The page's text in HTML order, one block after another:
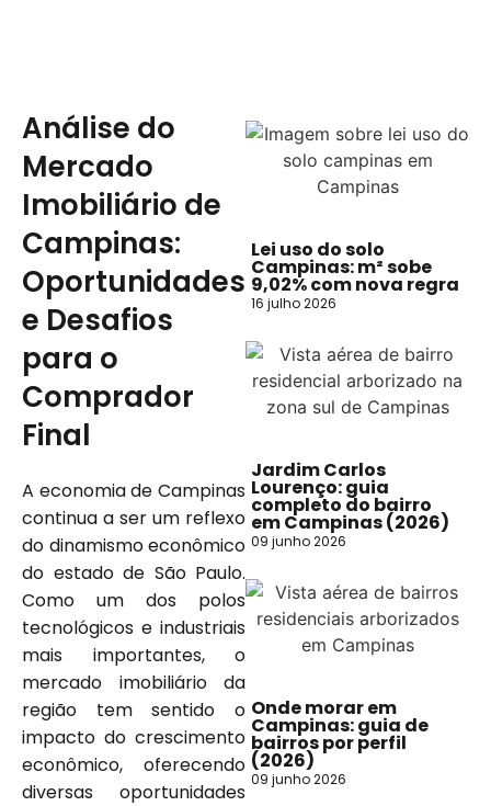
Análise do
Mercado
Imobiliário de
Campinas:
Oportunidades
e Desafios
para o
Comprador
Final
A economia de Campinas
continua a ser um reflexo
do dinamismo econômico
do estado de São Paulo.
Como um dos polos
tecnológicos e industriais
mais importantes, o
mercado imobiliário da
região tem sentido o
impacto do crescimento
econômico, oferecendo
diversas oportunidades
Lei uso do solo
Campinas: m² sobe
9,02% com nova regra
16 julho 2026
Jardim Carlos
Lourenço: guia
completo do bairro
em Campinas (2026)
09 junho 2026
Onde morar em
Campinas: guia de
bairros por perfil
(2026)
09 junho 2026